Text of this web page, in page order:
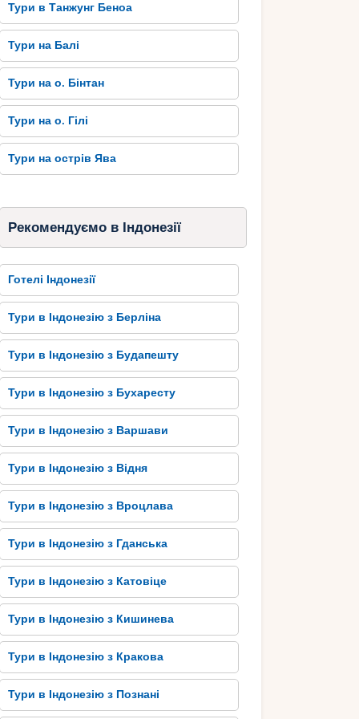
Тури в Танжунг Беноа
Тури на Балі
Тури на о. Бінтан
Тури на о. Гілі
Тури на острів Ява
Рекомендуємо в Індонезії
Готелі Індонезії
Тури в Індонезію з Берліна
Тури в Індонезію з Будапешту
Тури в Індонезію з Бухаресту
Тури в Індонезію з Варшави
Тури в Індонезію з Відня
Тури в Індонезію з Вроцлава
Тури в Індонезію з Гданська
Тури в Індонезію з Катовіце
Тури в Індонезію з Кишинева
Тури в Індонезію з Кракова
Тури в Індонезію з Познані